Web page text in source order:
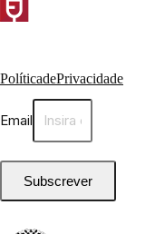
Política de Privacidade
Email
Subscrever